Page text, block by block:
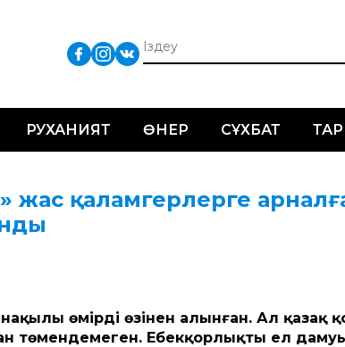
РУХАНИЯТ ӨНЕР СҰХБАТ
жас қаламгерлерге
өмірдің өзінен алынған. Ал қазақ
төмендемеген. Еңбекқорлықтың ел